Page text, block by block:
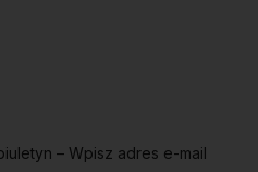
– Wpisz adres e-mail